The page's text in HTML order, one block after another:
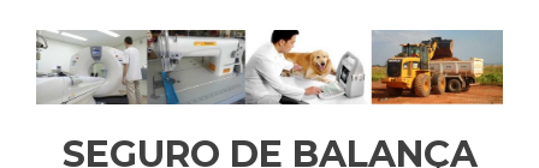
SEGURO DE BALANÇA